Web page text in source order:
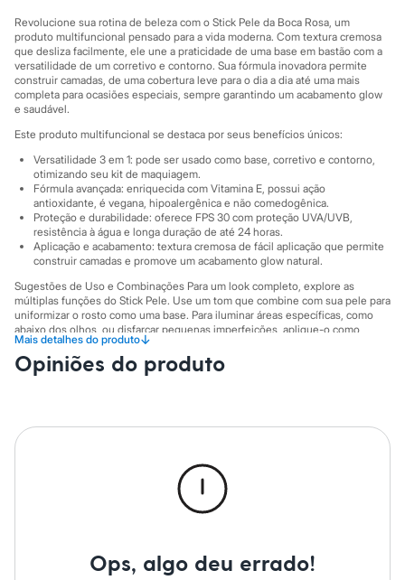
Clock House
Mindset
Sawary
Yessica
Moda esportiva
Acessórios
Calçados
Leggings
Shorts e Bermudas
Tops
Moda íntima
Calcinhas
Cintas e Modeladores
Meias
Pijamas
Sutiãs e Tops
Moda praia
Biquínis
Maiôs
Saídas de praia
Personagens
Plus size
Casacos e Jaquetas
Jeans
Revolucione sua rotina de beleza com o Stick Pele da Boca Rosa, um
produto multifuncional pensado para a vida moderna. Com textura cremosa
que desliza facilmente, ele une a praticidade de uma base em bastão com a
versatilidade de um corretivo e contorno. Sua fórmula inovadora permite
construir camadas, de uma cobertura leve para o dia a dia até uma mais
completa para ocasiões especiais, sempre garantindo um acabamento glow
e saudável.
Este produto multifuncional se destaca por seus benefícios únicos:
Versatilidade 3 em 1: pode ser usado como base, corretivo e contorno,
otimizando seu kit de maquiagem.
Fórmula avançada: enriquecida com Vitamina E, possui ação
antioxidante, é vegana, hipoalergênica e não comedogênica.
Proteção e durabilidade: oferece FPS 30 com proteção UVA/UVB,
resistência à água e longa duração de até 24 horas.
Aplicação e acabamento: textura cremosa de fácil aplicação que permite
construir camadas e promove um acabamento glow natural.
Sugestões de Uso e Combinações Para um look completo, explore as
múltiplas funções do Stick Pele. Use um tom que combine com sua pele para
uniformizar o rosto como uma base. Para iluminar áreas específicas, como
abaixo dos olhos, ou disfarçar pequenas imperfeições, aplique-o como
corretivo. Já para definir e esculpir os traços, escolha tons mais escuros e
use como contorno. Para maior durabilidade, sele a maquiagem com um pó
compacto ou translúcido.
Mais detalhes do produto↓
Informacoes gerais:
Opiniões do produto
Ops, algo deu errado!